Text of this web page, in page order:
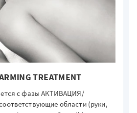
TREATMENT
с фазы АКТИВАЦИЯ/
области (руки,